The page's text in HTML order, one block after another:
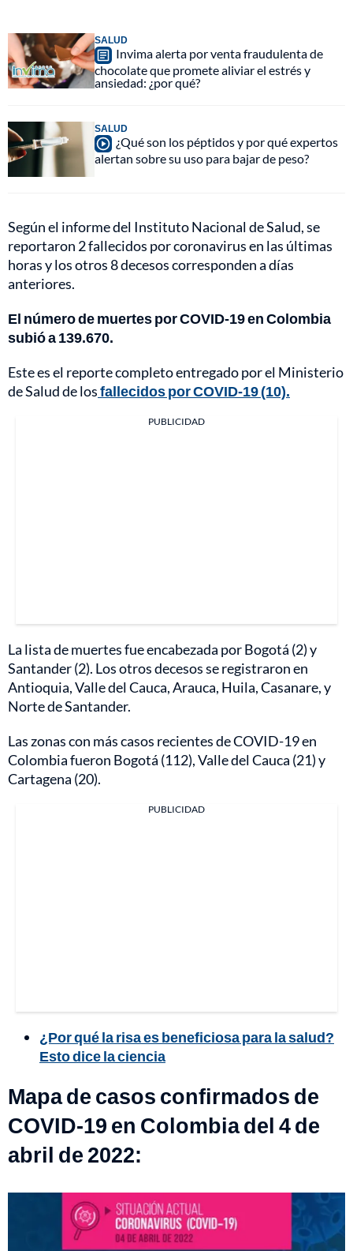
SALUD
Invima alerta por venta fraudulenta de
chocolate que promete aliviar el estrés y
ansiedad: ¿por qué?
SALUD
¿Qué son los péptidos y por qué expertos
alertan sobre su uso para bajar de peso?
Según el informe del Instituto Nacional de Salud, se
reportaron 2 fallecidos por coronavirus en las últimas
horas y los otros 8 decesos corresponden a días
anteriores.
El número de muertes por COVID-19 en Colombia
subió a 139.670.
Este es el reporte completo entregado por el Ministerio
de Salud de losfallecidos por COVID-19 (10).
PUBLICIDAD
La lista de muertes fue encabezada por Bogotá (2) y
Santander (2). Los otros decesos se registraron en
Antioquia, Valle del Cauca, Arauca, Huila, Casanare, y
Norte de Santander.
Las zonas con más casos recientes de COVID-19 en
Colombia fueron Bogotá (112), Valle del Cauca (21) y
Cartagena (20).
PUBLICIDAD
¿Por qué la risa es beneficiosa para la salud?
Esto dice la ciencia
Mapa de casos confirmados de
COVID-19 en Colombia del 4 de
abril de 2022: